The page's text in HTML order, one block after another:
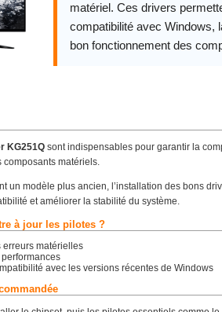
matériel. Ces drivers
compatibilité avec Windows,
bon fonctionnement des
KG251Q sont indispensables pour garantir la
composants matériels.
un modèle plus ancien, l’installation des bons
et améliorer la stabilité du système.
à jour les pilotes ?
erreurs matérielles
avec les versions récentes de Windows